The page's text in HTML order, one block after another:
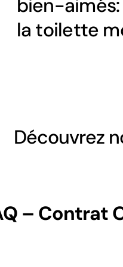
bien-aimés:
la toilette
Découvrez
– Contrat